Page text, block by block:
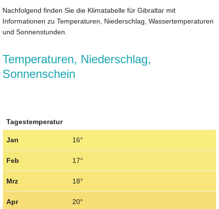
Nachfolgend finden Sie die Klimatabelle für Gibraltar mit
Informationen zu Temperaturen, Niederschlag, Wassertemperaturen
und Sonnenstunden.
Temperaturen, Niederschlag,
Sonnenschein
Tagestemperatur
Jan 16°
Feb 17°
Mrz 18°
Apr 20°